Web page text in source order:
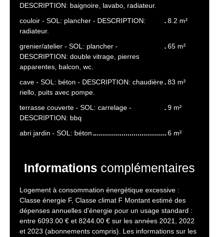
DESCRIPTION: baignoire, lavabo, radiateur.
couloir - SOL: plancher - DESCRIPTION:
radiateur.
8.2 m²
grenier/atelier - SOL: plancher -
DESCRIPTION: double vitrage, pierres
apparentes, balcon, wc.
65 m²
cave - SOL: béton - DESCRIPTION: chaudière
riello, puits avec pompe.
83 m²
terrasse couverte - SOL: carrelage -
DESCRIPTION: bbq
9 m²
abri jardin - SOL: béton 6 m²
Informations complémentaires
Logement à consommation énergétique excessive :
Classe énergie F, Classe climat F Montant estimé des
dépenses annuelles d'énergie pour un usage standard :
entre 6093.00 € et 8244.00 € sur les années 2021, 2022
et 2023 (abonnements compris). Les informations sur les